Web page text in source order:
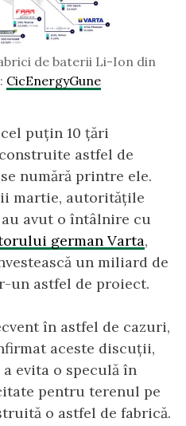
de baterii Li-Ion din
CicEnergyGune
puțin 10 țări
astfel de
numără printre ele.
martie, autoritățile
avut o întâlnire cu
german Varta,
un miliard de
un astfel de proiect.
în astfel de cazuri,
aceste discuții,
evita o speculă în
pentru terenul pe
o astfel de fabrică.